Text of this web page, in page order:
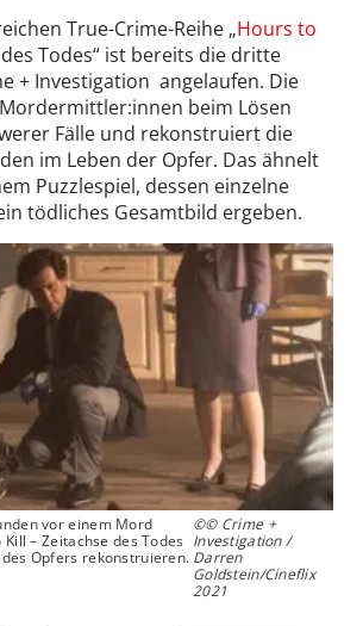
True-Crime-Reihe „Hours to
Todes“ ist bereits die dritte
+ Investigation angelaufen. Die
beim Lösen
Fälle und rekonstruiert die
im Leben der Opfer. Das ähnelt
Puzzlespiel, dessen einzelne
tödliches Gesamtbild ergeben.
vor einem Mord
– Zeitachse des Todes
Opfers rekonstruieren.
©© Crime +
Investigation /
Darren
Goldstein/Cineflix
2021